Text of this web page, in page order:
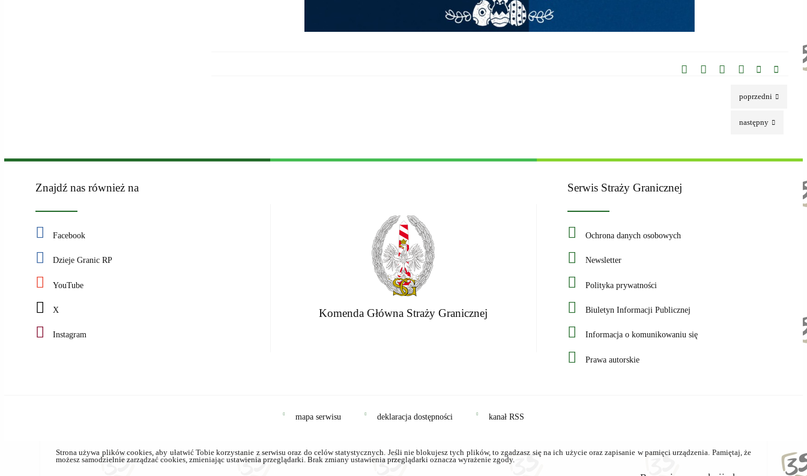
poprzedni
następny
Znajdź nas również na
Facebook
Dzieje Granic RP
YouTube
X
Instagram
Komenda Główna Straży Granicznej
Serwis Straży Granicznej
Ochrona danych osobowych
Newsletter
Polityka prywatności
Biuletyn Informacji Publicznej
Informacja o komunikowaniu się
Prawa autorskie
mapa serwisu deklaracja dostępności kanał RSS
Strona używa plików cookies, aby ułatwić Tobie korzystanie z serwisu oraz do celów statystycznych. Jeśli nie blokujesz tych plików, to zgadzasz się na ich użycie oraz zapisanie w pamięci urządzenia. Pamiętaj, że
możesz samodzielnie zarządzać cookies, zmieniając ustawienia przeglądarki. Brak zmiany ustawienia przeglądarki oznacza wyrażenie zgody.